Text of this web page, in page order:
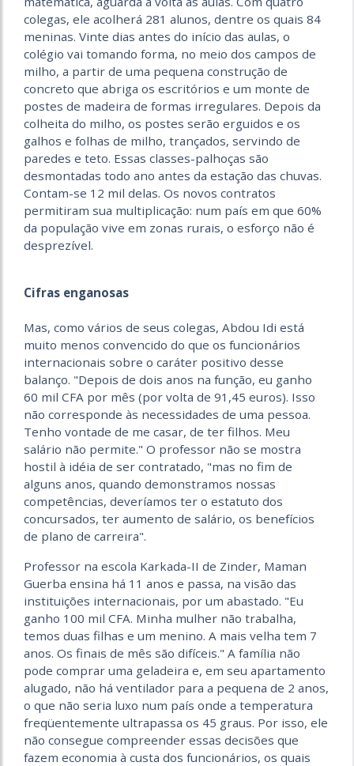
colegas, ele acolherá 281 alunos, dentre os quais 84
meninas. Vinte dias antes do início das aulas, o
colégio vai tomando forma, no meio dos campos de
milho, a partir de uma pequena construção de
concreto que abriga os escritórios e um monte de
postes de madeira de formas irregulares. Depois da
colheita do milho, os postes serão erguidos e os
galhos e folhas de milho, trançados, servindo de
paredes e teto. Essas classes-palhoças são
desmontadas todo ano antes da estação das chuvas.
Contam-se 12 mil delas. Os novos contratos
permitiram sua multiplicação: num país em que 60%
da população vive em zonas rurais, o esforço não é
desprezível.
Cifras enganosas
Mas, como vários de seus colegas, Abdou Idi está
muito menos convencido do que os funcionários
internacionais sobre o caráter positivo desse
balanço. "Depois de dois anos na função, eu ganho
60 mil CFA por mês (por volta de 91,45 euros). Isso
não corresponde às necessidades de uma pessoa.
Tenho vontade de me casar, de ter filhos. Meu
salário não permite." O professor não se mostra
hostil à idéia de ser contratado, "mas no fim de
alguns anos, quando demonstramos nossas
competências, deveríamos ter o estatuto dos
concursados, ter aumento de salário, os benefícios
de plano de carreira".
Professor na escola Karkada-II de Zinder, Maman
Guerba ensina há 11 anos e passa, na visão das
instituições internacionais, por um abastado. "Eu
ganho 100 mil CFA. Minha mulher não trabalha,
temos duas filhas e um menino. A mais velha tem 7
anos. Os finais de mês são difíceis." A família não
pode comprar uma geladeira e, em seu apartamento
alugado, não há ventilador para a pequena de 2 anos,
o que não seria luxo num país onde a temperatura
freqüentemente ultrapassa os 45 graus. Por isso, ele
não consegue compreender essas decisões que
fazem economia à custa dos funcionários, os quais